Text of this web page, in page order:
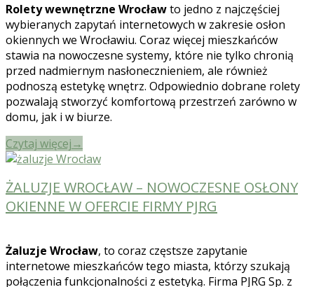
Rolety wewnętrzne Wrocławto jedno z najczęściej
wybieranych zapytań internetowych w zakresie osłon
okiennych we Wrocławiu. Coraz więcej mieszkańców
stawia na nowoczesne systemy, które nie tylko chronią
przed nadmiernym nasłonecznieniem, ale również
podnoszą estetykę wnętrz. Odpowiednio dobrane rolety
pozwalają stworzyć komfortową przestrzeń zarówno w
domu, jak i w biurze.
Czytaj więcej→
ŻALUZJE WROCŁAW – NOWOCZESNE OSŁONY
OKIENNE W OFERCIE FIRMY PJRG
Żaluzje Wrocław, to coraz częstsze zapytanie
internetowe mieszkańców tego miasta, którzy szukają
połączenia funkcjonalności z estetyką. Firma PJRG Sp. z